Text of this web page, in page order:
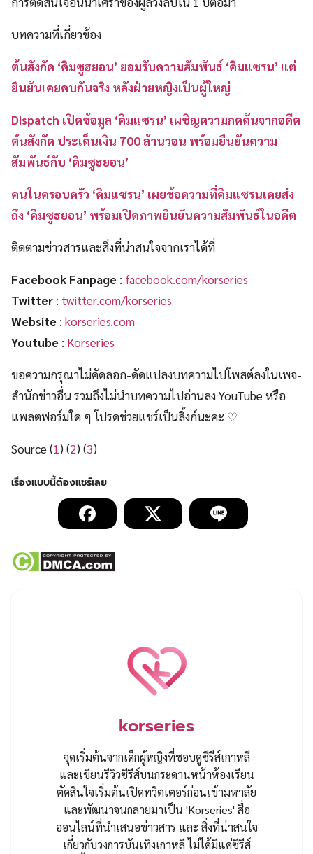
บทความที่เกี่ยวข้อง
ต้นสังกัด ‘คิมซูฮยอน’ ยอมรับความสัมพันธ์ ‘คิมแซรน’ แต่
ยืนยันเคยคบกันจริง หลังฝ่ายหญิงเป็นผู้ใหญ่
Dispatch เปิดข้อมูล ‘คิมแซรน’ เผชิญความกดดันจากอดีต
ต้นสังกัด ประเด็นเงิน 700 ล้านวอน พร้อมยืนยันความ
สัมพันธ์กับ ‘คิมซูฮยอน’
คนในครอบครัว ‘คิมแซรน’ เผยข้อความที่คิมแซรนเคยส่ง
ถึง ‘คิมซูฮยอน’ พร้อมเปิดภาพยืนยันความสัมพันธ์ในอดีต
ติดตามข่าวสารและสิ่งที่น่าสนใจจากเราได้ที่
Facebook Fanpage : facebook.com/korseries
Twitter : twitter.com/korseries
Website : korseries.com
Youtube : Korseries
ขอความกรุณาไม่คัดลอก-ดัดแปลงบทความไปโพสต์ลงในเพจ-
สำนักข่าวอื่น รวมถึงไม่นำบทความไปอ่านลง YouTube หรือ
แพลตฟอร์มใด ๆ โปรดช่วยแชร์เป็นลิ้งก์นะคะ ♡
Source (1) (2) (3)
korseries
จุดเริ่มต้นจากเด็กผู้หญิงที่ชอบดูซีรีส์เกาหลี
และเขียนรีวิวซีรีส์บนกระดานหน้าห้องเรียน
ตัดสินใจเริ่มต้นเปิดทวิตเตอร์ก่อนเข้ามหาลัย
และพัฒนาจนกลายมาเป็น 'Korseries' สื่อ
ออนไลน์ที่นำเสนอข่าวสาร และ สิ่งที่น่าสนใจ
เกี่ยวกับวงการบันเทิงเกาหลี ไม่ได้มีแค่ซีรีส์